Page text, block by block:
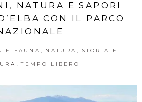
NATURA E SAPORI
CON IL PARCO
E FAUNA NATURA STORIA E
TEMPO LIBERO